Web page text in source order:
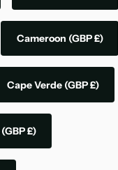
Cameroon (GBP £)
Cape Verde (GBP £)
(GBP £)